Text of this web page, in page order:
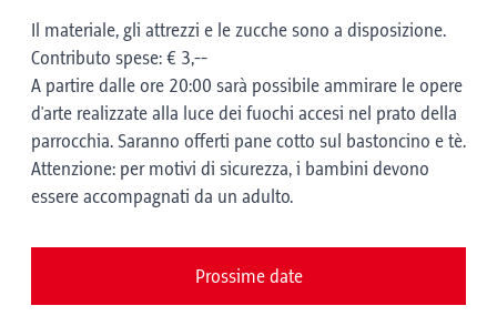
Il materiale, gli attrezzi e le zucche sono a disposizione.
Contributo spese: € 3,--
A partire dalle ore 20:00 sarà possibile ammirare le opere
d'arte realizzate alla luce dei fuochi accesi nel prato della
parrocchia. Saranno offerti pane cotto sul bastoncino e tè.
Attenzione: per motivi di sicurezza, i bambini devono
essere accompagnati da un adulto.
Prossime date